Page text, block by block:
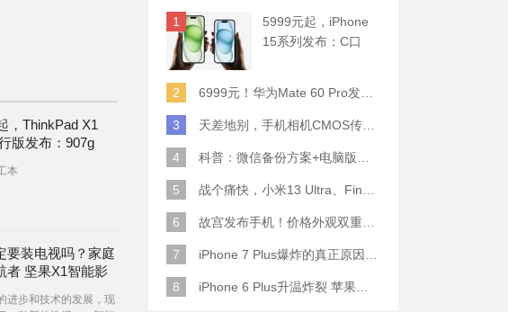
，ThinkPad X1
版发布：907g
本
要装电视吗？家庭
者 坚果X1智能影
进步和技术的发展，现
1
5999元起，iPhone
15系列发布：C口
2
6999元！华为Mate 60 Pro发布：麒麟9000S+卫星通话 (附初步跑分)
3 天差地别，手机相机CMOS传感器实际面积对比
4 科普：微信备份方案+电脑版丢失数据恢复指南
5 战个痛快，小米13 Ultra、Find X6 Pro、vivo X90 Pro+、小米12SU拍照横评
6 故宫发布手机！价格外观双重逆天！
7 iPhone 7 Plus爆炸的真正原因原来是这样
8 iPhone 6 Plus升温炸裂 苹果赔了一部全新的